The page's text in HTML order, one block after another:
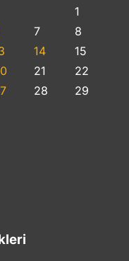
1
7
8
14
15
21
22
28
29